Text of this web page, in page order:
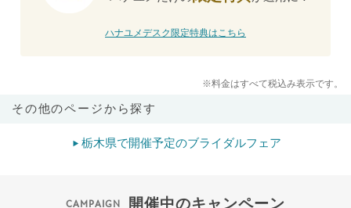
ハナユメデスク限定特典はこちら
※料金はすべて税込み表示です。
その他のページから探す
栃木県で開催予定のブライダルフェア
開催中のキャンペーン